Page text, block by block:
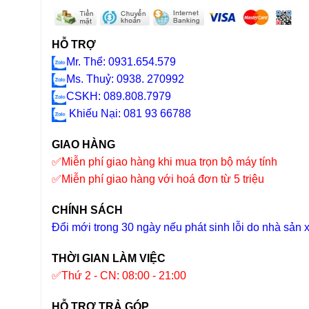
HỖ TRỢ
Mr. Thể: 0931.654.579
Ms. Thuỷ: 0938. 270992
CSKH: 089.808.7979
Khiếu Nại: 081 93 66788
GIAO HÀNG
✅Miễn phí giao hàng khi mua trọn bộ máy tính
✅Miễn phí giao hàng với hoá đơn từ 5 triệu
CHÍNH SÁCH
Đổi mới trong 30 ngày nếu phát sinh lỗi do nhà sản
THỜI GIAN LÀM VIỆC
✅Thứ 2 - CN: 08:00 - 21:00